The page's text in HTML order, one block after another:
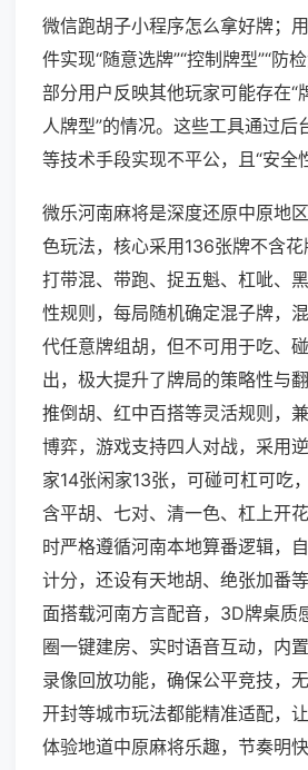
微信跑胡子小程序怎么拿好牌；
件实现“随意选牌”“控制牌型”“防
部分用户反映其他玩家可能存在“
人牌型”的情况。这些工具通过后
等技术手段实现不平公，且“安全
微乐河南麻将是深度还原中原地
色玩法，核心采用136张牌不含
打带混、带跑、捉五魁、杠呲、
性规则，每局随机确定混子牌，
代任意牌组胡，但不可用于吃、
出，极大提升了牌局的策略性与
推倒胡、红中百搭等灵活规则，
博弈，游戏支持四人对战，采用
家14张闲家13张，可碰可杠可吃
含平胡、七对、清一色、杠上开
时严格遵循河南本地算番逻辑，
计分，还设有天地胡、绝张加番
面搭载河南方言配音，3D牌桌质
圈一键建房、实时语音互动，内
录像回放功能，确保公平竞技，
开封等城市玩法都能精准适配，
体验地道中原麻将乐趣，节奏明